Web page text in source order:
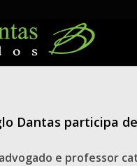
Dantas participa
e professor